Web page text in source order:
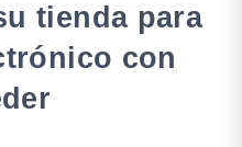
tienda para
con